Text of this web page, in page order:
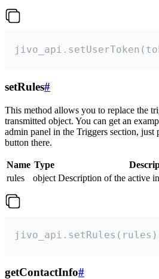
setRules#
This method allows you to replace the
transmitted object. You can get an
admin panel in the Triggers section, just
button there.
Name Type
rules
object Description of the active
getContactInfo#